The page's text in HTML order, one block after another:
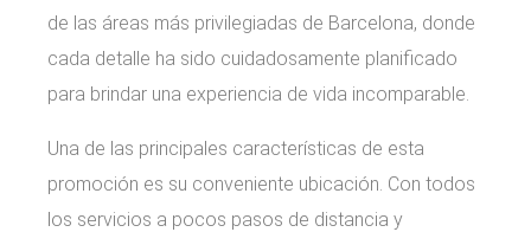
de las áreas más privilegiadas de Barcelona, donde
cada detalle ha sido cuidadosamente planificado
para brindar una experiencia de vida incomparable.
Una de las principales características de esta
promoción es su conveniente ubicación. Con todos
los servicios a pocos pasos de distancia y